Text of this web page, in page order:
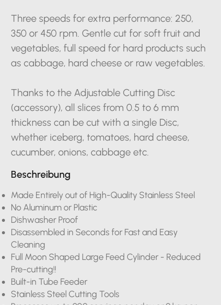
Three speeds for extra performance: 250,
350 or 450 rpm. Gentle cut for soft fruit and
vegetables, full speed for hard products such
as cabbage, hard cheese or raw vegetables.
Thanks to the Adjustable Cutting Disc
(accessory), all slices from 0.5 to 6 mm
thickness can be cut with a single Disc,
whether iceberg, tomatoes, hard cheese,
cucumber, onions, cabbage etc.
Beschreibung
Made Entirely out of High-Quality Stainless Steel
No Aluminum or Plastic
Dishwasher Proof
Disassembled in Seconds for Fast and Easy
Cleaning
Full Moon Shaped Large Feed Cylinder - Reduced
Pre-cutting!!
Built-in Tube Feeder
Stainless Steel Cutting Tools